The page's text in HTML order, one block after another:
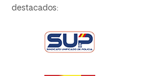
destacados: